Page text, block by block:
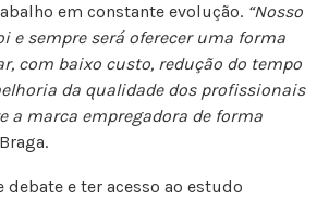
em constante evolução. “Nosso
e sempre será oferecer uma forma
com baixo custo, redução do tempo
da qualidade dos profissionais
a marca empregadora de forma
debate e ter acesso ao estudo